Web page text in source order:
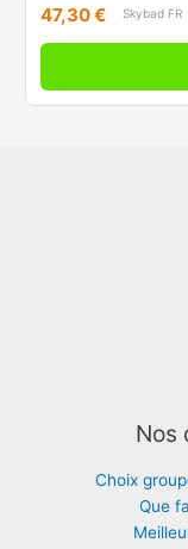
47,30 € Skybad FR
Nos
Choix
Que